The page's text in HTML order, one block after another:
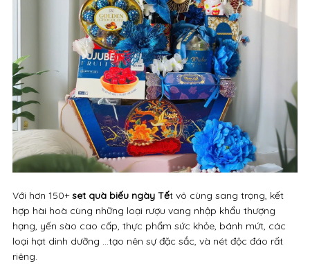
Với hơn 150+set quà biếu ngày Tết vô cùng sang trọng, kết
hợp hài hoà cùng những loại rượu vang nhập khẩu thượng
hạng, yến sào cao cấp, thực phẩm sức khỏe, bánh mứt, các
loại hạt dinh dưỡng ...tạo nên sự đặc sắc, và nét độc đáo rất
riêng.